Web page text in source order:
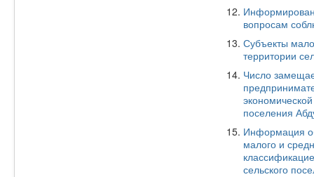
вопросам
Субъекты
территории
Число
поселения
Информация
малого и
сельского